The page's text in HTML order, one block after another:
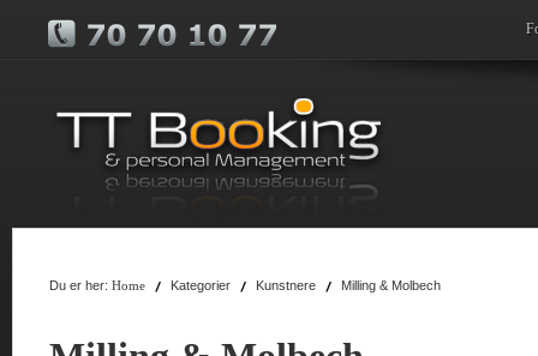
Du er her: Home Kategorier Kunstnere Milling & Molbech